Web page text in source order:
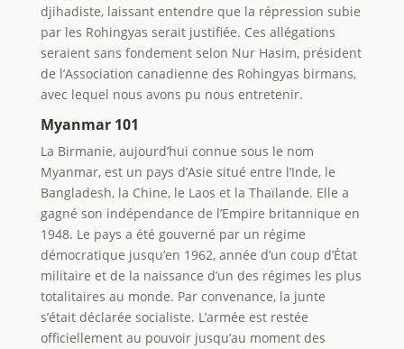
djihadiste, laissant entendre que la répression subie
par les Rohingyas serait justifiée. Ces allégations
seraient sans fondement selon Nur Hasim, président
de l’Association canadienne des Rohingyas birmans,
avec lequel nous avons pu nous entretenir.
Myanmar 101
La Birmanie, aujourd’hui connue sous le nom
Myanmar, est un pays d’Asie situé entre l’Inde, le
Bangladesh, la Chine, le Laos et la Thaïlande. Elle a
gagné son indépendance de l’Empire britannique en
1948. Le pays a été gouverné par un régime
démocratique jusqu’en 1962, année d’un coup d’État
militaire et de la naissance d’un des régimes les plus
totalitaires au monde. Par convenance, la junte
s’était déclarée socialiste. L’armée est restée
officiellement au pouvoir jusqu’au moment des